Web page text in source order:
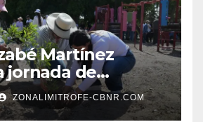
Martínez
jornada de
en el Parque 5
ZONALIMITROFE-CBNR.COM